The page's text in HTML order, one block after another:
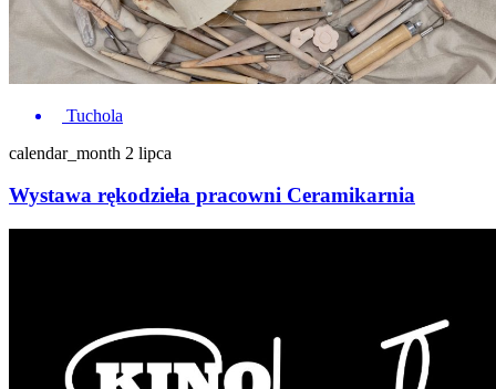
Tuchola
calendar_month 2 lipca
Wystawa rękodzieła pracowni Ceramikarnia